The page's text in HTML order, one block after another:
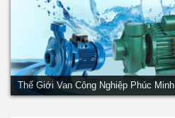
Thế Giới Van Công Nghiệp Phúc Minh